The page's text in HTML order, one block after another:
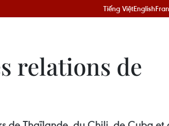
Tiếng ViệtEnglish
relations de